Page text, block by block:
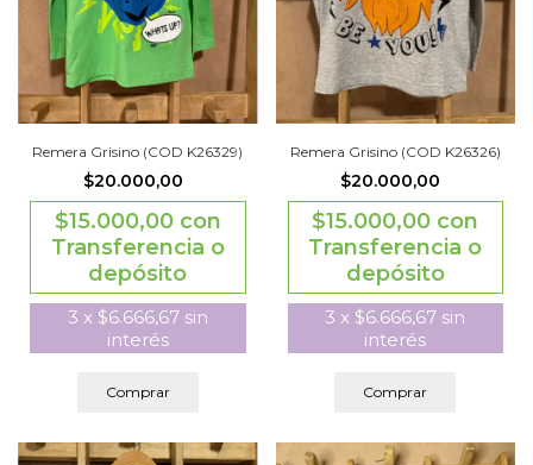
Remera Grisino (COD K26329)
$20.000,00
$15.000,00 con
Transferencia o
depósito
3 x $6.666,67 sin
interés
Comprar
Remera Grisino (COD K26326)
$20.000,00
$15.000,00 con
Transferencia o
depósito
3 x $6.666,67 sin
interés
Comprar